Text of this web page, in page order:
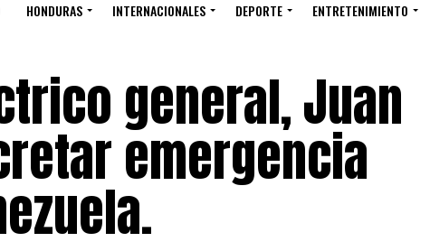
HONDURAS INTERNACIONALES DEPORTE ENTRETENIMIENTO
general, Juan
emergencia